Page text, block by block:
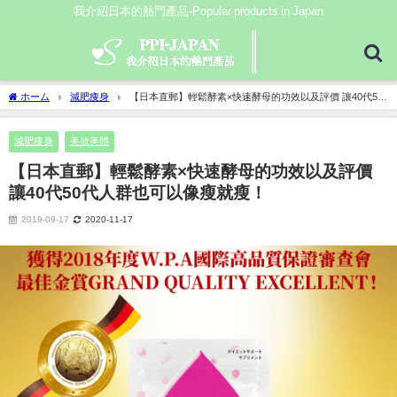
我介紹日本的熱門產品-Popular products in Japan
ホーム 減肥痩身
【日本直郵】輕鬆酵素×快速酵母的功效以及評價 讓40代50
代人群也可以像瘦就瘦！
減肥痩身 美妝美體
【日本直郵】輕鬆酵素×快速酵母的功效以及評價
讓40代50代人群也可以像瘦就瘦！
2019-09-17 2020-11-17